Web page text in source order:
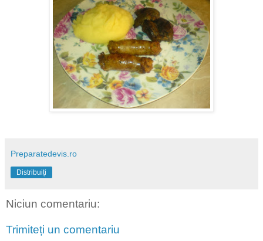
Preparatedevis.ro
Distribuiți
Niciun comentariu:
Trimiteți un comentariu